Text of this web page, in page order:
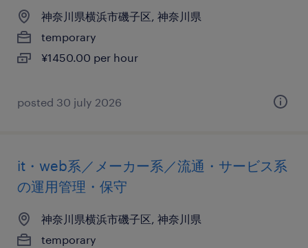
神奈川県横浜市磯子区, 神奈川県
temporary
¥1450.00 per hour
posted 30 july 2026
it・web系／メーカー系／流通・サービス系
の運用管理・保守
神奈川県横浜市磯子区, 神奈川県
temporary